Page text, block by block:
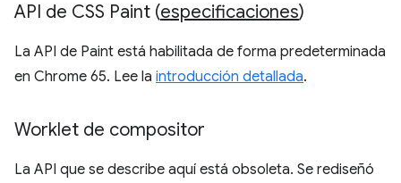
API de CSS Paint (especificaciones)
La API de Paint está habilitada de forma predeterminada
en Chrome 65. Lee la introducción detallada.
Worklet de compositor
La API que se describe aquí está obsoleta. Se rediseñó